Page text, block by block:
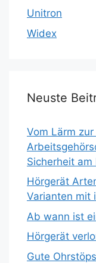
Unitron
Widex
Neuste
Vom Lärm
Sicherheit
Hörgerät
Varianten mit
Ab wann ist
Hörgerät
Gute